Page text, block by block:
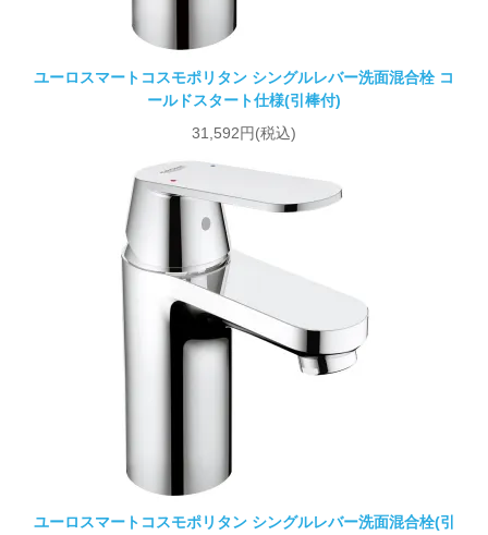
ユーロスマートコスモポリタン シングルレバー洗面混合栓 コ
ールドスタート仕様(引棒付)
31,592円(税込)
ユーロスマートコスモポリタン シングルレバー洗面混合栓(引